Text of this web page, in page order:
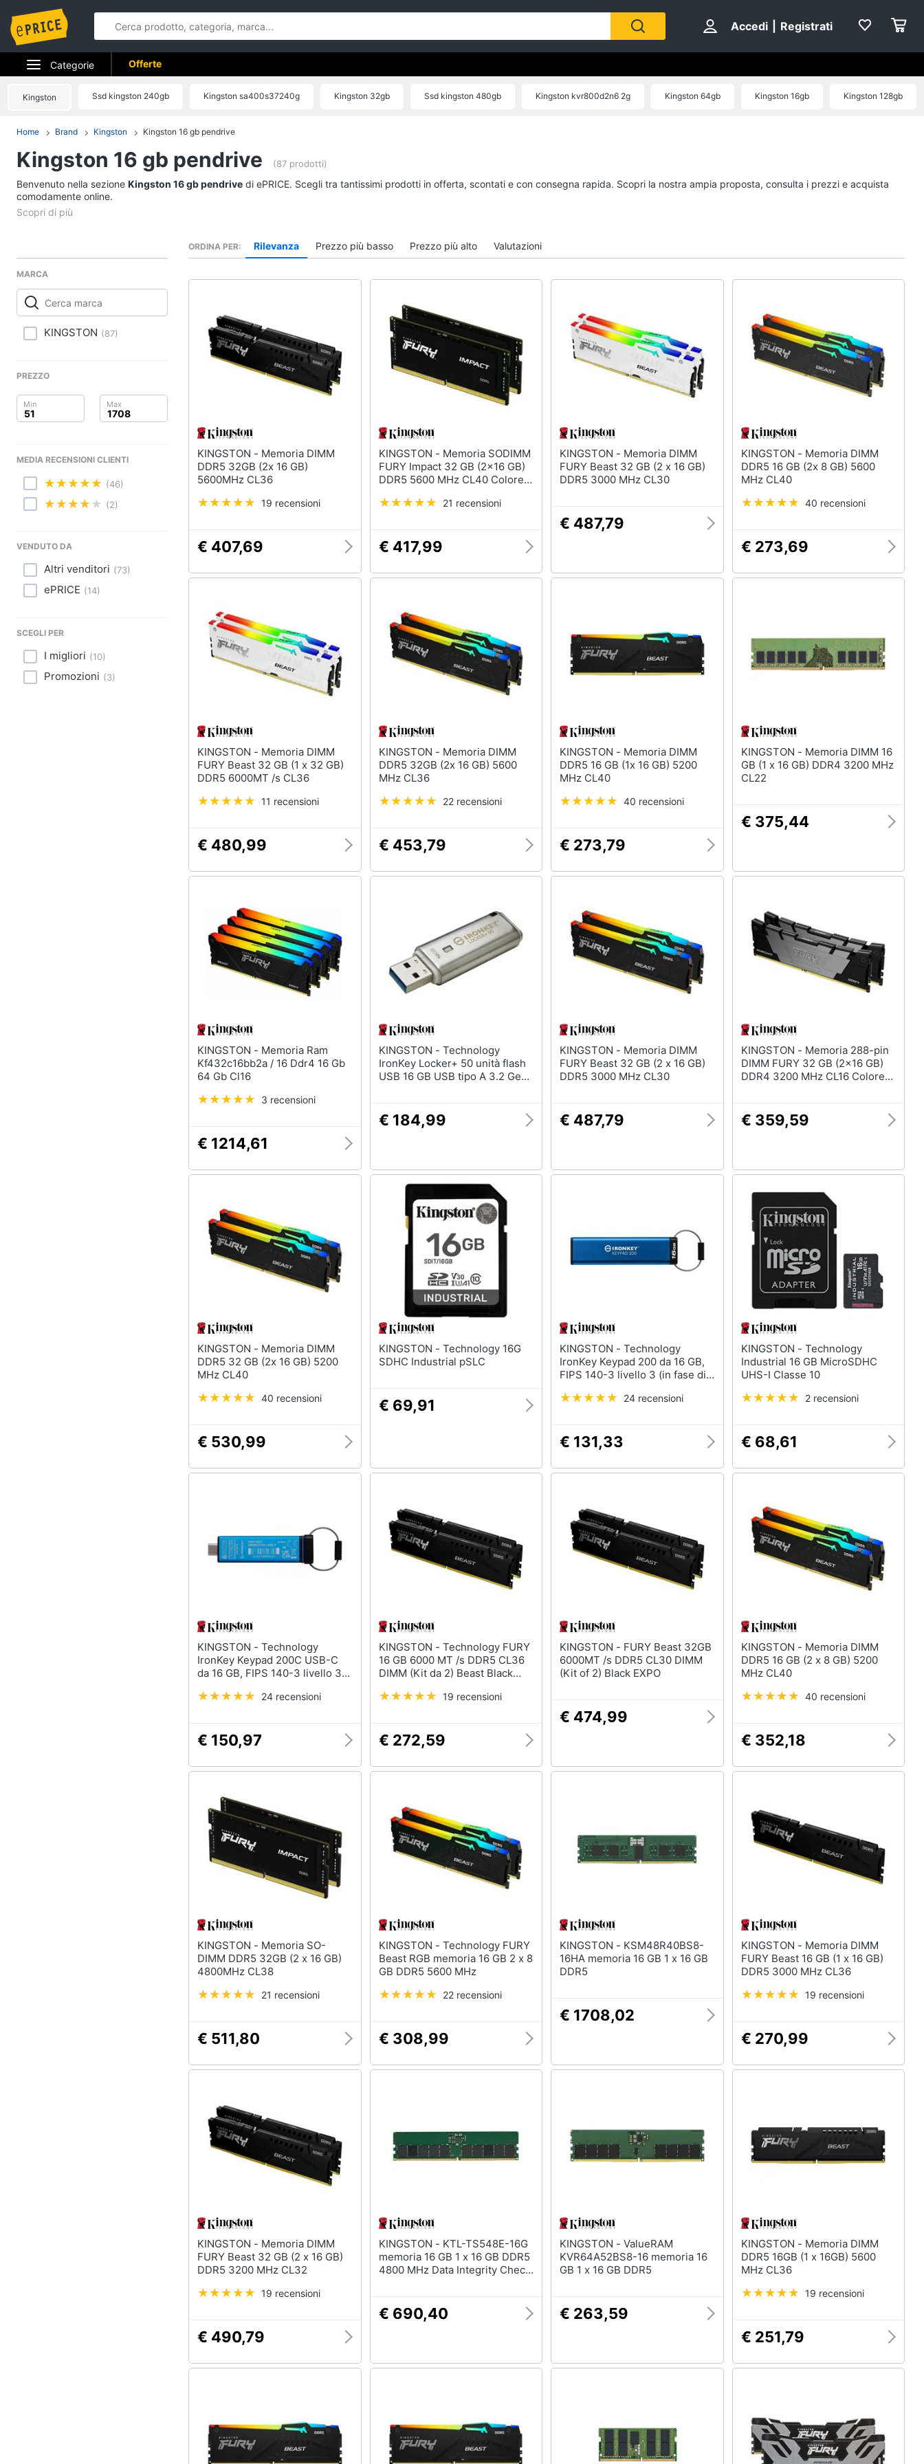
Accedi Registrati
Categorie
Elettrodomestici
Telefonia
Tv e Home Cinema
Smart home
Clima
Arredo
Salute e igiene
Giocattoli
Abbigliamento
Animali
Motori
Offerte
Kingston Ssd kingston 240gb Kingston sa400s37240g Kingston 32gb Ssd kingston 480gb Kingston kvr800d2n6 2g Kingston 64gb Kingston 16gb Kingston 128gb
Home Brand Kingston Kingston 16 gb pendrive
Kingston 16 gb pendrive (87 prodotti)
Benvenuto nella sezione Kingston 16 gb pendrive di ePRICE. Scegli tra tantissimi prodotti in offerta, scontati e con consegna rapida. Scopri la nostra ampia proposta, consulta i prezzi e acquista
comodamente online.
MARCA
KINGSTON (87)
PREZZO
MEDIA RECENSIONI CLIENTI
(46)
(2)
VENDUTO DA
Altri venditori (73)
ePRICE (14)
SCEGLI PER
I migliori (10)
Promozioni (3)
ORDINA PER Rilevanza Prezzo più basso Prezzo più alto Valutazioni
KINGSTON - Memoria DIMM
DDR5 32GB (2x 16 GB)
5600MHz CL36
19 recensioni
€ 407,69
KINGSTON - Memoria SODIMM
FURY Impact 32 GB (2x16 GB)
DDR5 5600 MHz CL40 Colore
21 recensioni
€ 417,99
KINGSTON - Memoria DIMM
FURY Beast 32 GB (2 x 16 GB)
DDR5 3000 MHz CL30
€ 487,79
KINGSTON - Memoria DIMM
DDR5 16 GB (2x 8 GB) 5600
MHz CL40
40 recensioni
€ 273,69
KINGSTON - Memoria DIMM
FURY Beast 32 GB (1 x 32 GB)
DDR5 6000MT /s CL36
11 recensioni
€ 480,99
KINGSTON - Memoria DIMM
DDR5 32GB (2x 16 GB) 5600
MHz CL36
22 recensioni
€ 453,79
KINGSTON - Memoria DIMM
DDR5 16 GB (1x 16 GB) 5200
MHz CL40
40 recensioni
€ 273,79
KINGSTON - Memoria DIMM 16
GB (1 x 16 GB) DDR4 3200 MHz
CL22
€ 375,44
KINGSTON - Memoria Ram
Kf432c16bb2a / 16 Ddr4 16 Gb
64 Gb Cl16
3 recensioni
€ 1214,61
KINGSTON - Technology
IronKey Locker+ 50 unità flash
USB 16 GB USB tipo A 3.2 Gen
€ 184,99
KINGSTON - Memoria DIMM
FURY Beast 32 GB (2 x 16 GB)
DDR5 3000 MHz CL30
€ 487,79
KINGSTON - Memoria 288-pin
DIMM FURY 32 GB (2x16 GB)
DDR4 3200 MHz CL16 Colore
€ 359,59
KINGSTON - Memoria DIMM
DDR5 32 GB (2x 16 GB) 5200
MHz CL40
40 recensioni
€ 530,99
KINGSTON - Technology 16G
SDHC Industrial pSLC
€ 69,91
KINGSTON - Technology
IronKey Keypad 200 da 16 GB,
FIPS 140-3 livello 3 (in fase di
AES-256
24 recensioni
€ 131,33
KINGSTON - Technology
Industrial 16 GB MicroSDHC
UHS-I Classe 10
2 recensioni
€ 68,61
KINGSTON - Technology
IronKey Keypad 200C USB-C
da 16 GB, FIPS 140-3 livello 3
256
24 recensioni
€ 150,97
KINGSTON - Technology FURY
16 GB 6000 MT /s DDR5 CL36
DIMM (Kit da 2) Beast Black
19 recensioni
€ 272,59
KINGSTON - FURY Beast 32GB
6000MT /s DDR5 CL30 DIMM
(Kit of 2) Black EXPO
€ 474,99
KINGSTON - Memoria DIMM
DDR5 16 GB (2 x 8 GB) 5200
MHz CL40
40 recensioni
€ 352,18
KINGSTON - Memoria SO-
DIMM DDR5 32GB (2 x 16 GB)
4800MHz CL38
21 recensioni
€ 511,80
KINGSTON - Technology FURY
Beast RGB memoria 16 GB 2 x 8
GB DDR5 5600 MHz
22 recensioni
€ 308,99
KINGSTON - KSM48R40BS8-
16HA memoria 16 GB 1 x 16 GB
DDR5
€ 1708,02
KINGSTON - Memoria DIMM
FURY Beast 16 GB (1 x 16 GB)
DDR5 3000 MHz CL36
19 recensioni
€ 270,99
KINGSTON - Memoria DIMM
FURY Beast 32 GB (2 x 16 GB)
DDR5 3200 MHz CL32
19 recensioni
€ 490,79
KINGSTON - KTL-TS548E-16G
memoria 16 GB 1 x 16 GB DDR5
4800 MHz Data Integrity Check
€ 690,40
KINGSTON - ValueRAM
KVR64A52BS8-16 memoria 16
GB 1 x 16 GB DDR5
€ 263,59
KINGSTON - Memoria DIMM
DDR5 16GB (1 x 16GB) 5600
MHz CL36
19 recensioni
€ 251,79